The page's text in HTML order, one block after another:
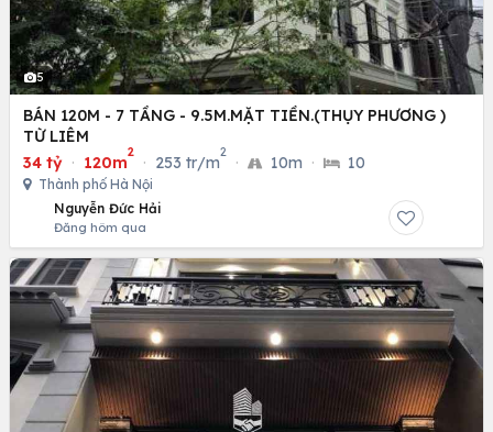
5
BÁN 120M - 7 TẦNG - 9.5M.MẶT TIỀN.(THỤY PHƯƠNG )
TỪ LIÊM
34 tỷ · 120m
2
· 253 tr/m
2
· 10m · 10
Thành phố Hà Nội
Nguyễn Đức Hải
Đăng hôm qua